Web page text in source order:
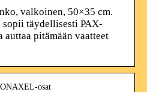
valkoinen, 50×35 cm.
sopii täydellisesti PAX-
pitämään vaatteet
osat